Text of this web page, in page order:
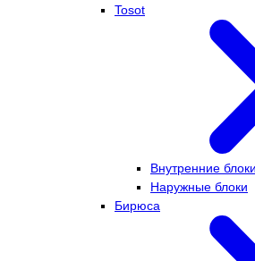
Tosot
Внутренние блоки
Наружные блоки
Бирюса